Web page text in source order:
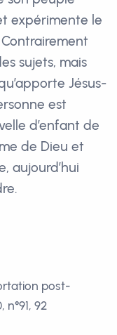
expérimente le
sujets, mais
Jésus-
est
d’enfant de
de Dieu et
aujourd’hui
post-
n°91, 92